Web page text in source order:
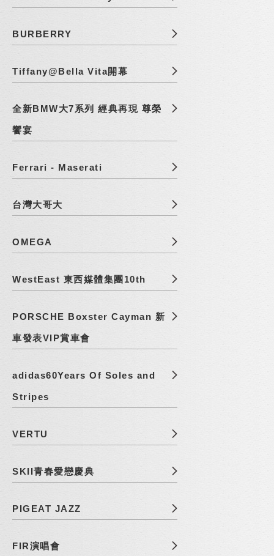
BURBERRY
Tiffany@Bella Vita開幕
全新BMW大7系列 經典再現 尊榮
饗宴
Ferrari - Maserati
台灣大哥大
OMEGA
WestEast 東西媒體集團10th
PORSCHE Boxster Cayman 新
車發表VIP賞車會
adidas60Years Of Soles and
Stripes
VERTU
SKII青春愛戀慶典
PIGEAT JAZZ
FIR演唱會